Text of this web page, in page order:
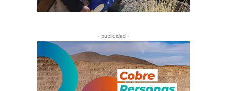
- publicidad -